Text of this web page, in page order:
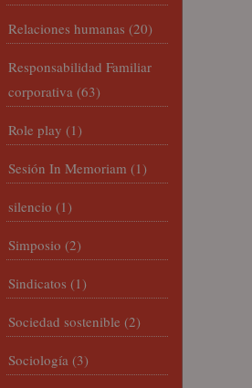
Relaciones humanas (20)
Responsabilidad Familiar
corporativa (63)
Role play (1)
Sesión In Memoriam (1)
silencio (1)
Simposio (2)
Sindicatos (1)
Sociedad sostenible (2)
Sociología (3)